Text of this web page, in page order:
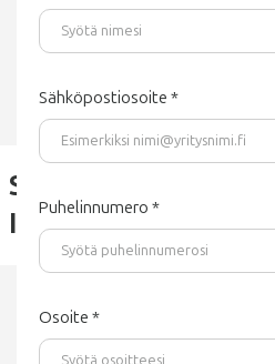
Sami
Iivarinen
Sähköpostiosoite *
Puhelinnumero *
Osoite *